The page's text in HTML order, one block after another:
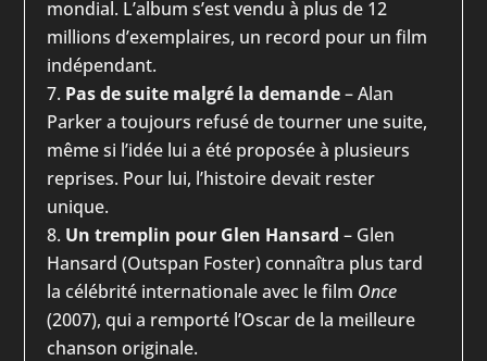
mondial. L’album s’est vendu à plus de 12
millions d’exemplaires, un record pour un film
indépendant.
Pas de suite malgré la demande– Alan
Parker a toujours refusé de tourner une suite,
même si l’idée lui a été proposée à plusieurs
reprises. Pour lui, l’histoire devait rester
unique.
Un tremplin pour Glen Hansard – Glen
Hansard (Outspan Foster) connaîtra plus tard
la célébrité internationale avec le film Once
(2007), qui a remporté l’Oscar de la meilleure
chanson originale.